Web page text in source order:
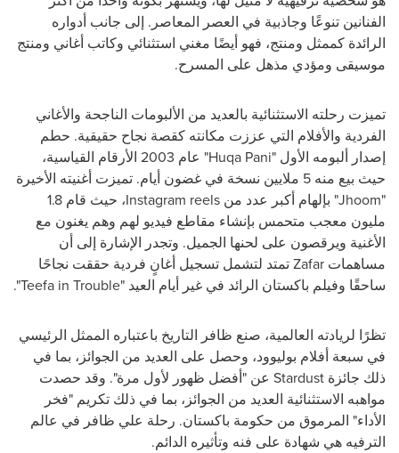
الفنانين تنوعًا وجاذبية في العصر المعاصر. إلى جانب أدواره
الرائدة كممثل ومنتج، فهو أيضًا مغني استثنائي وكاتب أغاني ومنتج
موسيقى ومؤدي مذهل على المسرح.
تميزت رحلته الاستثنائية بالعديد من الألبومات الناجحة والأغاني
الفردية والأفلام التي عززت مكانته كقصة نجاح حقيقية. حطم
إصدار ألبومه الأول "Huqa Pani
" عام 2003 الأرقام القياسية،
حيث بيع منه 5 ملايين نسخة في غضون أيام. تميزت أغنيته الأخيرة
"
Jhoom" بإلهام أكبر عدد من Instagram reels
، حيث قام 1.8
مليون معجب متحمس بإنشاء مقاطع فيديو لهم وهم يغنون مع
الأغنية ويرقصون على لحنها الجميل. وتجدر الإشارة إلى أن
مساهمات Zafarتمتد لتشمل تسجيل أغانٍ فردية حققت نجاحًا
ساحقًا وفيلم باكستان الرائد في غير أيام العيد "Teefa in Trouble
".
تظرًا لريادته العالمية، صنع ظافر التاريخ باعتباره الممثل الرئيسي
في سبعة أفلام بوليوود، وحصل على العديد من الجوائز، بما في
ذلك جائزة Stardust عن "أفضل ظهور لأول مرة". وقد حصدت
مواهبه الاستثنائية العديد من الجوائز، بما في ذلك تكريم "فخر
الأداء" المرموق من حكومة باكستان. رحلة علي ظافر في عالم
الترفيه هي شهادة على فنه وتأثيره الدائم.